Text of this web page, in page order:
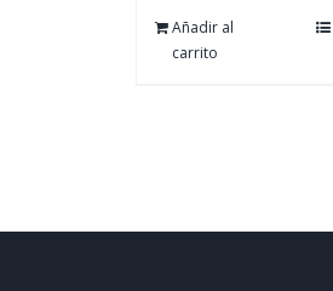
Añadir al
carrito